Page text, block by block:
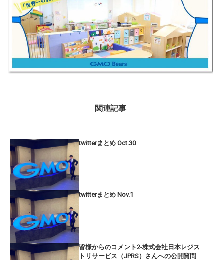
関連記事
twitterまとめ Oct.30
twitterまとめ Nov.1
皆様からのコメント2-株式会社日本レジス
トリサービス（JPRS）さんへの公開質問